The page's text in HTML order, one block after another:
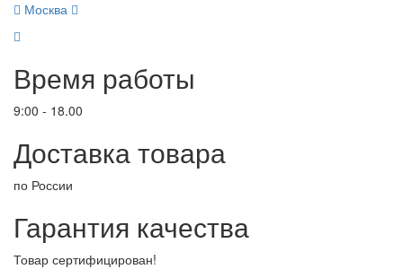
Москва
Время работы
9:00 - 18.00
Доставка товара
по России
Гарантия качества
Товар сертифицирован!